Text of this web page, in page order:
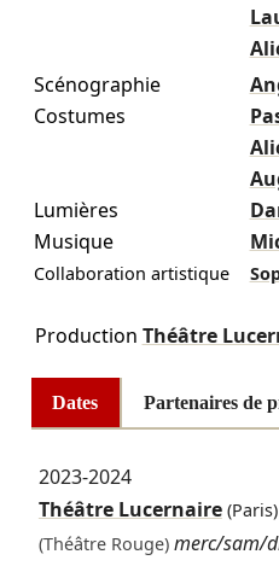
Scénographie
Costumes
Lumières
Musique
Collaboration artistique
Production Théâtre
Dates Partenaires de
2023-2024
Théâtre Lucernaire(Paris)
(Théâtre Rouge) merc/sam/